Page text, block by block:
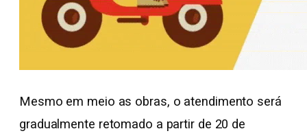
Mesmo em meio as obras, o atendimento será
gradualmente retomado a partir de 20 de